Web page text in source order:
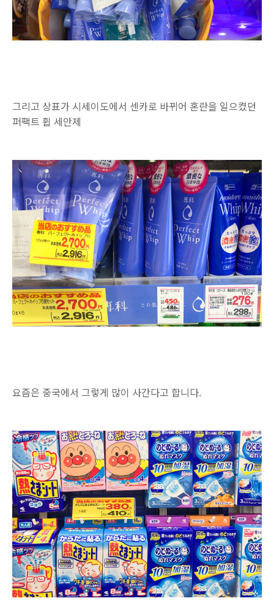
그리고 상표가 시세이도에서 센카로 바뀌어 혼란을 일으켰던
퍼팩트 휩 세안제
요즘은 중국에서 그렇게 많이 사간다고 합니다.